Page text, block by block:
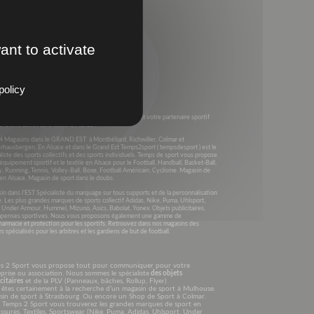
2003, Temps 2 sport (anciennement Equip’Sport) est votre partenaire sportif
Grand Est et dans toute la France .
Magasins dans le GRAND EST à Montbéliard, Richwiller, Colmar et
En Alsace et dans le Grand Est Temps2sport ( tempsdesport ) est le
des sports collectifs et des sports individuels. Temps de sport vous propose
sportif et le textile en Alsace pour le Football, Handball, Basket-Ball,
Running, Tennis, Volley-Ball, Boxe, Football Américain, Cyclisme. Magasin de
Alsace, Magasin de sport dans le doubs.
dans l’EST Spécialiste du marquage sur tous supports et de la personnalisation
Les plus grandes marques de sports collectif Adidas, Nike, Puma, Uhlsport,
Under Armour, Hummel, Mizuno, Asics, Babolat, Yonex. Objets publicitaires,
sportives. Nous vous proposons également une gamme de
et protection pour les sportifs. Retrouvez dans nos magasins des
spécialisés pour les arbitres et les gardiens de but de football.
2 Sport vous propose tout pour communiquer pour votre
ou association. Nous sommes le spécialistedes objets
et de la PLV (Panneaux, bâches, Rollup, Flyer)
êtes certainement à la recherche d’un magasin de sport à Mulhouse.
de sport à Strasbourg. Ou encore un Shop de Sport à Colmar.
Temps 2 Sport vous trouverez les grandes marques de sport en
Textiles, Sportswear (Nike, Puma, Adidas, Uhlsport, Under
to activate